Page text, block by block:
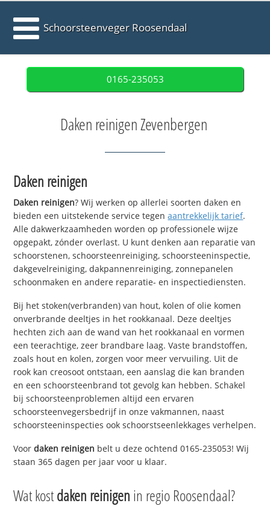
Schoorsteenveger Roosendaal
0165-235053
Daken reinigen Zevenbergen
Daken reinigen
Daken reinigen? Wij werken op allerlei soorten daken en
bieden een uitstekende service tegenaantrekkelijk tarief.
Alle dakwerkzaamheden worden op professionele wijze
opgepakt, zónder overlast. U kunt denken aan reparatie van
schoorstenen, schoorsteenreiniging, schoorsteeninspectie,
dakgevelreiniging, dakpannenreiniging, zonnepanelen
schoonmaken en andere reparatie- en inspectiediensten.
Bij het stoken(verbranden) van hout, kolen of olie komen
onverbrande deeltjes in het rookkanaal. Deze deeltjes
hechten zich aan de wand van het rookkanaal en vormen
een teerachtige, zeer brandbare laag. Vaste brandstoffen,
zoals hout en kolen, zorgen voor meer vervuiling. Uit de
rook kan creosoot ontstaan, een aanslag die kan branden
en een schoorsteenbrand tot gevolg kan hebben. Schakel
bij schoorsteenproblemen altijd een ervaren
schoorsteenvegersbedrijf in onze vakmannen, naast
schoorsteeninspecties ook schoorstseenlekkages verhelpen.
Voordaken reinigen belt u deze ochtend 0165-235053! Wij
staan 365 dagen per jaar voor u klaar.
Wat kostdaken reinigen in regio Roosendaal?